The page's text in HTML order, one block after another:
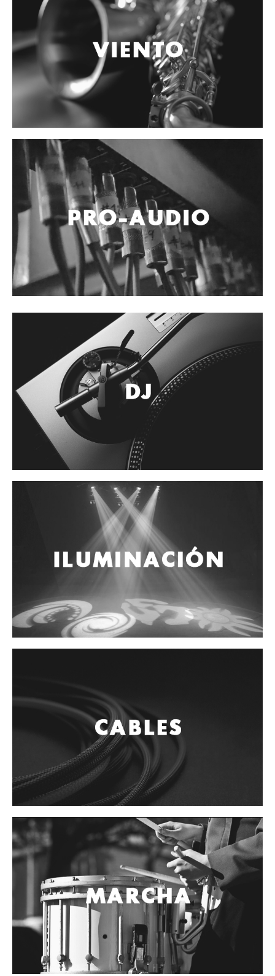
Vientos
Micrófonos
Mano alámbrico
Instrumento alámbrico
Inalámbrico de mano
Inalámbrico diadema y solapa
Inalámbrico para instrumento
Estudio
Corro y escenario
Instalaciones
Cámara, computadora y celular
Pedestales y soportes
Accesorios
Cables
Columnas activas
Amplificadores
Consolas mezcladoras
Procesadores y efectos
Monitores de estudio
Interfaz para grabación
Audífonos y monitoreo personal
Estantes y soportes
Instalaciones y publicidad
Controladores
Mezcladora
Interfaz
Agujas
Luces y Escenario
Strobos
Maquinas de humo y escenario
Controladores
Accesorios
Cables y Conectores
Micrófono
Sonido
Parlante
Video y USB
Espigas y conectores